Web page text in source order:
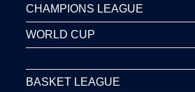
CHAMPIONS LEAGUE
WORLD CUP
BASKET LEAGUE